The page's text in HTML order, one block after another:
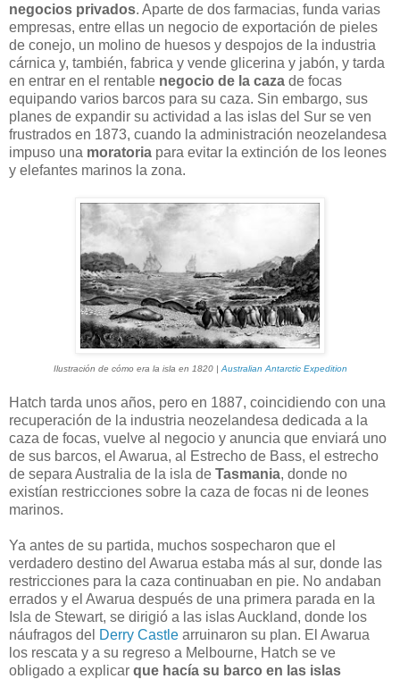
negocios privados. Aparte de dos farmacias, funda varias
empresas, entre ellas un negocio de exportación de pieles
de conejo, un molino de huesos y despojos de la industria
cárnica y, también, fabrica y vende glicerina y jabón, y tarda
en entrar en el rentable negocio de la caza de focas
equipando varios barcos para su caza. Sin embargo, sus
planes de expandir su actividad a las islas del Sur se ven
frustrados en 1873, cuando la administración neozelandesa
impuso una moratoria para evitar la extinción de los leones
y elefantes marinos la zona.
Ilustración de cómo era la isla en 1820 | Australian Antarctic Expedition
Hatch tarda unos años, pero en 1887, coincidiendo con una
recuperación de la industria neozelandesa dedicada a la
caza de focas, vuelve al negocio y anuncia que enviará uno
de sus barcos, el Awarua, al Estrecho de Bass, el estrecho
de separa Australia de la isla de Tasmania, donde no
existían restricciones sobre la caza de focas ni de leones
marinos.
Ya antes de su partida, muchos sospecharon que el
verdadero destino del Awarua estaba más al sur, donde las
restricciones para la caza continuaban en pie. No andaban
errados y el Awarua después de una primera parada en la
Isla de Stewart, se dirigió a las islas Auckland, donde los
náufragos del Derry Castle arruinaron su plan. El Awarua
los rescata y a su regreso a Melbourne, Hatch se ve
obligado a explicar que hacía su barco en las islas